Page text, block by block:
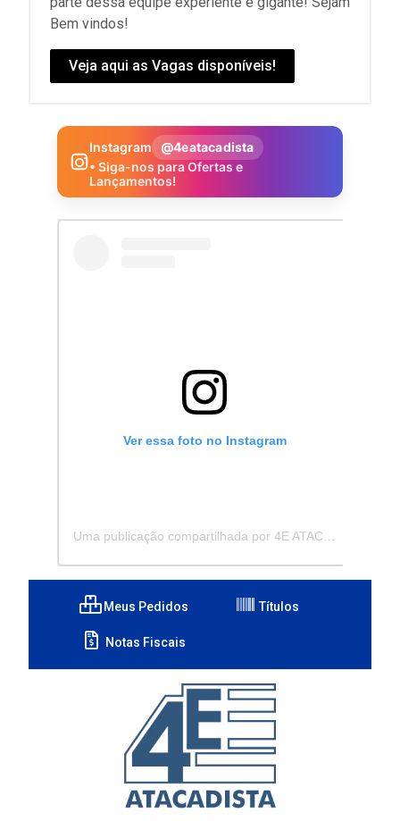
Bem vindos!
Veja aqui as Vagas disponíveis!
Instagram
@4eatacadista
• Siga-nos para Ofertas e
Lançamentos!
Ver essa foto no Instagram
Meus Pedidos Títulos
Notas Fiscais